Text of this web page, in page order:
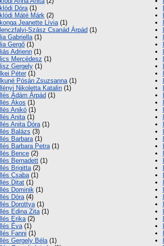
Iklódi Dóra(1)
Iklódi Máté Márk (2)
Ikonga Jeanette Lívia(1)
Ilenczfalvi-Szász Csanád Árpád (1)
Ilia Gabriella(1)
Ilia Gergő (1)
Iliás Adrienn (1)
Ilics Mercédesz (1)
Ilisz Gergely (1)
Ilkei Péter(1)
Ilkuné Pósán Zsuzsanna(1)
Illényi Nikoletta Katalin (1)
Illés Ádám Árpád (1)
Illés Ákos (1)
Illés Anikó (1)
Illés Anita(1)
Illés Anita Dóra(1)
Illés Balázs (3)
Illés Barbara(1)
Illés Barbara Petra(1)
Illés Bence (2)
Illés Bernadett (1)
Illés Brigitta(2)
Illés Csaba(1)
Illés Ditat (1)
Illés Dominik (1)
Illés Dóra(4)
Illés Dorottya(1)
Illés Edina Zita(1)
Illés Erika(2)
Illés Éva(1)
Illés Fanni (1)
Illés Gergely Béla(1)